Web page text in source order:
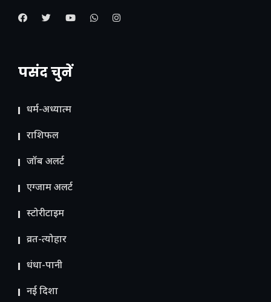
पसंद चुनें
धर्म-अध्यात्म
राशिफल
जॉब अलर्ट
एग्जाम अलर्ट
स्टोरीटाइम
व्रत-त्योहार
धंधा-पानी
नई दिशा